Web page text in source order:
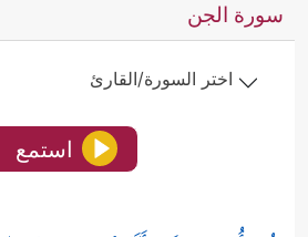
سورة الجن
اختر السورة/القارئ
استمع